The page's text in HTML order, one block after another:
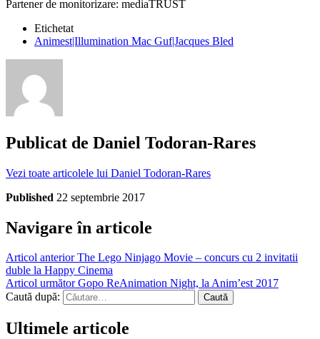
Partener de monitorizare: mediaTRUST
Etichetat
Animest|Illumination Mac Guf|Jacques Bled
Publicat de Daniel Todoran-Rares
Vezi toate articolele lui Daniel Todoran-Rares
Published 22 septembrie 2017
Navigare în articole
Articol anteriorThe Lego Ninjago Movie – concurs cu 2 invitatii
duble la Happy Cinema
Articol următorGopo ReAnimation Night, la Anim’est 2017
Caută după:
Ultimele articole